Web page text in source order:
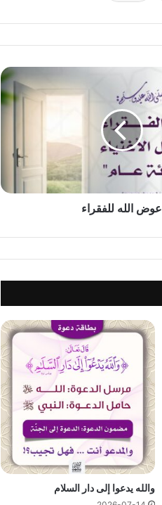
عوض الله للفقراء
والله يدعوا إلى دار السلام